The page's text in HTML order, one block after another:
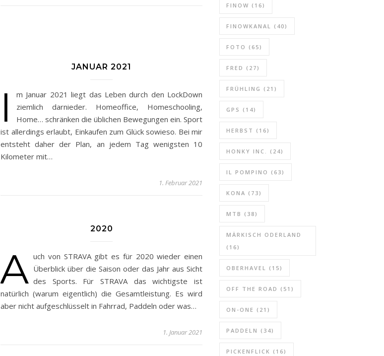
JANUAR 2021
I
m Januar 2021 liegt das Leben durch den LockDown
ziemlich darnieder. Homeoffice, Homeschooling,
Home… schränken die üblichen Bewegungen ein. Sport
ist allerdings erlaubt, Einkaufen zum Glück sowieso. Bei mir
entsteht daher der Plan, an jedem Tag wenigsten 10
Kilometer mit…
1. Februar 2021
2020
A uch von STRAVA gibt es für 2020 wieder einen
Überblick über die Saison oder das Jahr aus Sicht
des Sports. Für STRAVA das wichtigste ist
natürlich (warum eigentlich) die Gesamtleistung. Es wird
aber nicht aufgeschlüsselt in Fahrrad, Paddeln oder was…
1. Januar 2021
FINOW (16)
FINOWKANAL (40)
FOTO (65)
FRED (27)
FRÜHLING (21)
GPS (14)
HERBST (16)
HONKY INC. (24)
IL POMPINO (63)
KONA (73)
MTB (38)
MÄRKISCH ODERLAND
(16)
OBERHAVEL (15)
OFF THE ROAD (51)
ON-ONE (21)
PADDELN (34)
PICKENFLICK (16)